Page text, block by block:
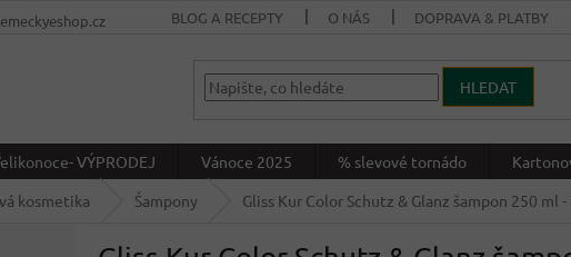
BLOG A RECEPTY O NÁS DOPRAVA & PLATBY
HLEDAT
VÝPRODEJ Vánoce 2025 % slevové tornádo
kosmetika Šampony Gliss Kur Color Schutz & Glanz šampon 250 ml -